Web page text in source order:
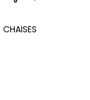
CHAISES